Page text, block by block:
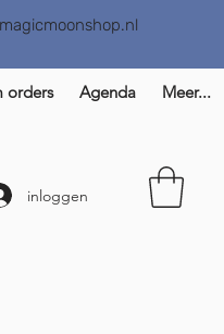
orders Agenda Meer...
inloggen